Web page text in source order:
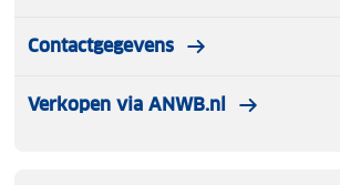
Contactgegevens
Verkopen via ANWB.nl